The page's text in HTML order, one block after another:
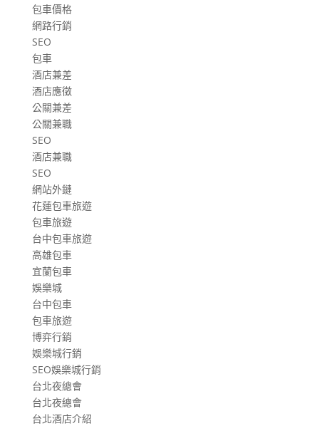
包車價格
網路行銷
SEO
包車
酒店兼差
酒店應徵
公關兼差
公關兼職
SEO
酒店兼職
SEO
網站外鏈
花蓮包車旅遊
包車旅遊
台中包車旅遊
高雄包車
宜蘭包車
娛樂城
台中包車
包車旅遊
博弈行銷
娛樂城行銷
SEO娛樂城行銷
台北夜總會
台北夜總會
台北酒店介紹